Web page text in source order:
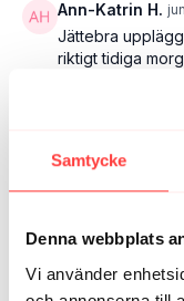
Samtycke
Denna webbplats
Vi använder
Ann-Katrin H.
Jättebra
riktigt tidiga
Precis avslutat
märker att
som väcker
1